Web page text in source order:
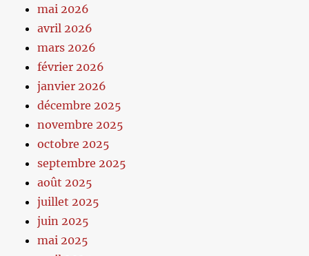
mai 2026
avril 2026
mars 2026
février 2026
janvier 2026
décembre 2025
novembre 2025
octobre 2025
septembre 2025
août 2025
juillet 2025
juin 2025
mai 2025